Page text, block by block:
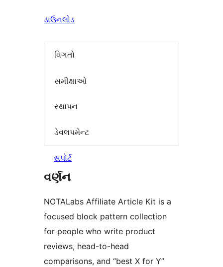
ડાઉનલોડ
વિગતો
સમીક્ષાઓ
સ્થાપન
ડેવલપમેન્ટ
સપોર્ટ
વર્ણન
NOTALabs Affiliate Article Kit is a
focused block pattern collection
for people who write product
reviews, head-to-head
comparisons, and “best X for Y”